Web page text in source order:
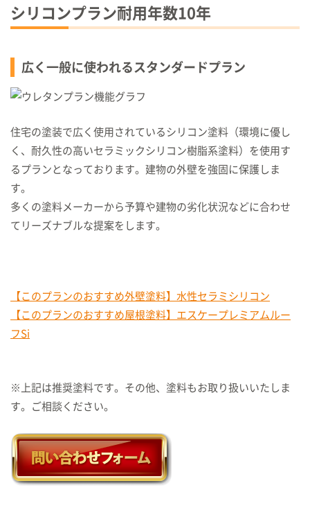
シリコンプラン耐用年数10年
広く一般に使われるスタンダードプラン
住宅の塗装で広く使用されているシリコン塗料（環境に優し
く、耐久性の高いセラミックシリコン樹脂系塗料）を使用す
るプランとなっております。建物の外壁を強固に保護しま
す。
多くの塗料メーカーから予算や建物の劣化状況などに合わせ
てリーズナブルな提案をします。
【このプランのおすすめ外壁塗料】水性セラミシリコン
【このプランのおすすめ屋根塗料】エスケープレミアムルー
フSi
※上記は推奨塗料です。その他、塗料もお取り扱いいたしま
す。ご相談ください。